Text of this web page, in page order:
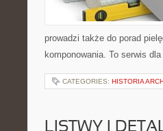
prowadzi także do porad
komponowania. To serwis
CATEGORIES: HISTORIA
LISTWY I